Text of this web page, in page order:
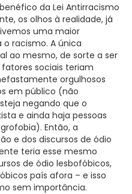
da Lei Antirracismo
os olhos à realidade, já
uma maior
racismo. A única
ao mesmo, de sorte a ser
sociais teriam
orgulhosos
em público (não
negando que o
e ainda haja pessoas
Então, a
e dos discursos de ódio
teria esse mesmo
de ódio lesbofóbicos,
país afora – e isso
sem importância.